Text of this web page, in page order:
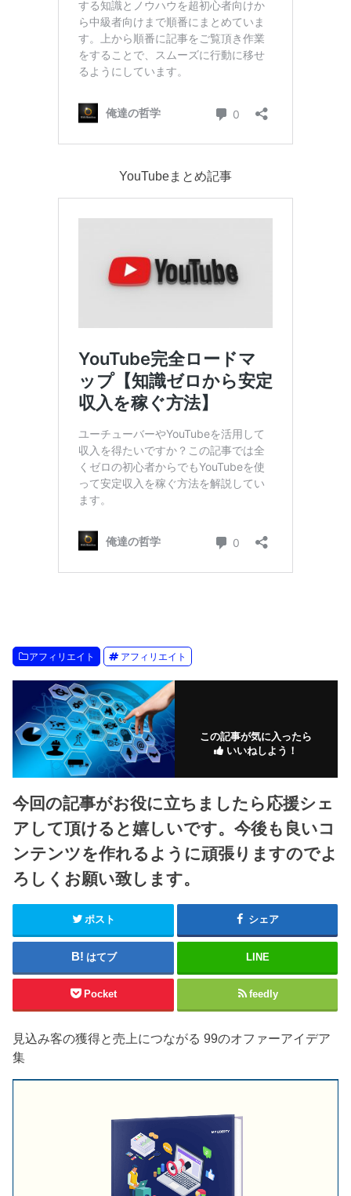
YouTubeまとめ記事
アフィリエイト アフィリエイト
この記事が気に入ったら
いいねしよう！
今回の記事がお役に立ちましたら応援シェ
アして頂けると嬉しいです。今後も良いコ
ンテンツを作れるように頑張りますのでよ
ろしくお願い致します。
ポスト シェア
はてブ LINE
Pocket feedly
見込み客の獲得と売上につながる 99のオファーアイデア
集